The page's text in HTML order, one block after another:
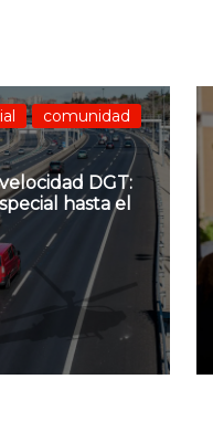
comunidad
DGT:
hasta el